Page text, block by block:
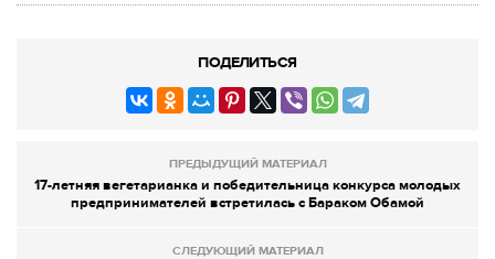
ПОДЕЛИТЬСЯ
ПРЕДЫДУЩИЙ МАТЕРИАЛ
17-летняя вегетарианка и победительница конкурса молодых
предпринимателей встретилась с Бараком Обамой
СЛЕДУЮЩИЙ МАТЕРИАЛ